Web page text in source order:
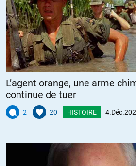
L’agent orange, une arme
continue de tuer
2 20 HISTOIRE